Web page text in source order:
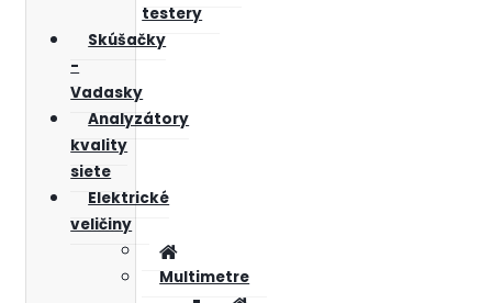
testery
Skúšačky
-
Vadasky
Analyzátory
kvality
siete
Elektrické
veličiny
Multimetre